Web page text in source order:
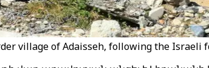
village of Adaisseh, following the Israeli